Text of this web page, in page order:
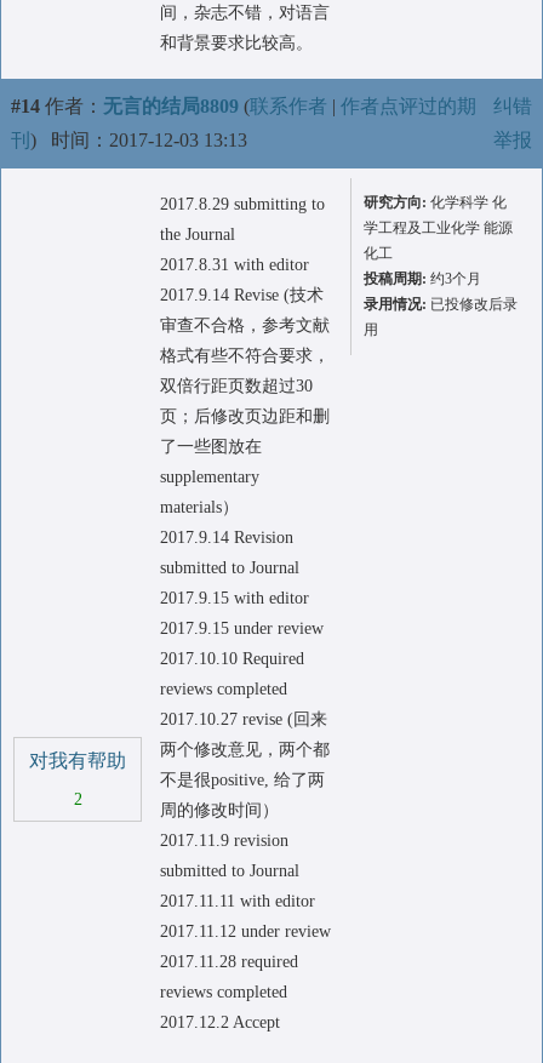
间，杂志不错，对语言
和背景要求比较高。
#14 作者： 无言的结局8809 (联系作者 | 作者点评过的期
刊 ) 时间：2017-12-03 13:13
纠错
举报
对我有帮助
2
2017.8.29 submitting to
the Journal
2017.8.31 with editor
2017.9.14 Revise (技术
审查不合格，参考文献
格式有些不符合要求，
双倍行距页数超过30
页；后修改页边距和删
了一些图放在
supplementary
materials）
2017.9.14 Revision
submitted to Journal
2017.9.15 with editor
2017.9.15 under review
2017.10.10 Required
reviews completed
2017.10.27 revise (回来
两个修改意见，两个都
不是很positive, 给了两
周的修改时间）
2017.11.9 revision
submitted to Journal
2017.11.11 with editor
2017.11.12 under review
2017.11.28 required
reviews completed
2017.12.2 Accept
研究方向: 化学科学 化
学工程及工业化学 能源
化工
投稿周期: 约3个月
录用情况: 已投修改后录
用